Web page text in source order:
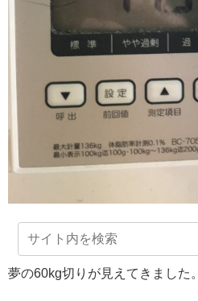
夢の60kg切りが見えてきました。